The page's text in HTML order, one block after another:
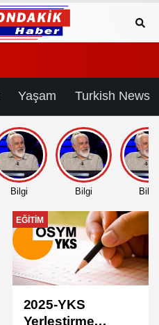
Yaşam Turkish News
Bilgi Bilgi Bilgi
EĞITIM
2025 DGS Sınav
Sonuçları